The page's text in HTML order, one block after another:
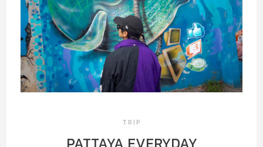
TRIP